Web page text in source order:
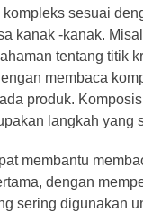
sesuai
kanak -kanak.
tentang titik
membaca
produk.
langkah yang
membantu
dengan
sering digunakan